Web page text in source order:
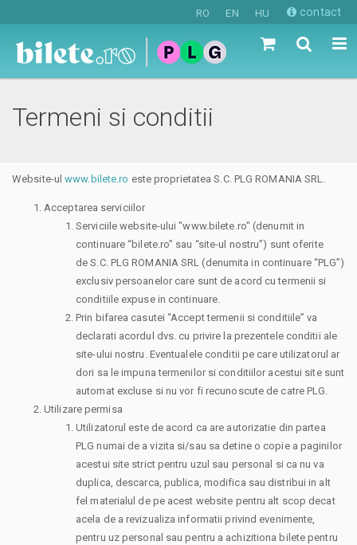
RO EN HU contact
Termeni si conditii
Website-ulwww.bilete.ro este proprietatea S.C. PLG ROMANIA SRL.
Acceptarea serviciilor
Serviciile website-ului "www.bilete.ro" (denumit in
continuare “bilete.ro” sau “site-ul nostru”) sunt oferite
de S.C. PLG ROMANIA SRL (denumita in continuare “PLG”)
exclusiv persoanelor care sunt de acord cu termenii si
conditiile expuse in continuare.
Prin bifarea casutei “Accept termenii si conditiile” va
declarati acordul dvs. cu privire la prezentele conditii ale
site-ului nostru. Eventualele conditii pe care utilizatorul ar
dori sa le impuna termenilor si conditiilor acestui site sunt
automat excluse si nu vor fi recunoscute de catre PLG.
Utilizare permisa
Utilizatorul este de acord ca are autorizatie din partea
PLG numai de a vizita si/sau sa detine o copie a paginilor
acestui site strict pentru uzul sau personal si ca nu va
duplica, descarca, publica, modifica sau distribui in alt
fel materialul de pe acest website pentru alt scop decat
acela de a revizualiza informatii privind evenimente,
pentru uz personal sau pentru a achizitiona bilete pentru